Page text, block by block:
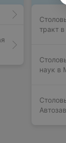
тракт
наук в